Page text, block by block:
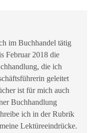
im Buchhandel tätig
Februar 2018 die
die ich
geleitet
ist für mich auch
Buchhandlung
ich in der Rubrik
Lektüreeindrücke.